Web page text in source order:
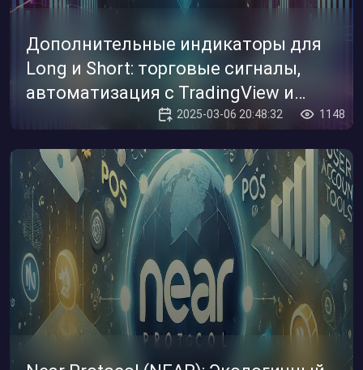
Дополнительные индикаторы для
Long и Short: торговые сигналы,
автоматизация с TradingView и
2025-03-06 20:48:32 1148